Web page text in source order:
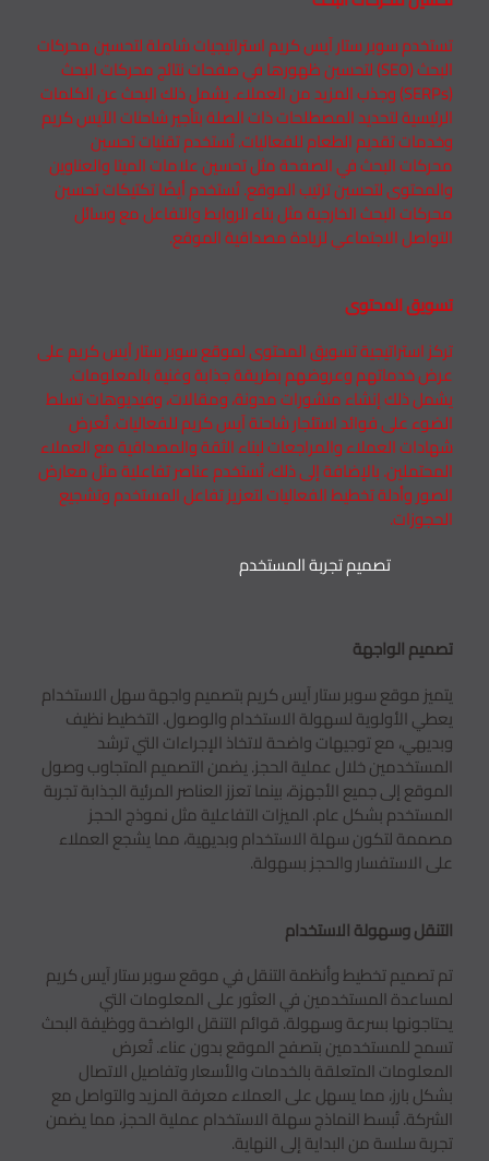
تستخدم سوبر ستار آيس كريم استراتيجيات شاملة لتحسين محركات
البحث (SEO) لتحسين ظهورها في صفحات نتائج محركات البحث
(SERPs) وجذب المزيد من العملاء. يشمل ذلك البحث عن الكلمات
الرئيسية لتحديد المصطلحات ذات الصلة بتأجير شاحنات الآيس كريم
وخدمات تقديم الطعام للفعاليات. تُستخدم تقنيات تحسين
محركات البحث في الصفحة مثل تحسين علامات الميتا والعناوين
والمحتوى لتحسين ترتيب الموقع. تُستخدم أيضًا تكتيكات تحسين
محركات البحث الخارجية مثل بناء الروابط والتفاعل مع وسائل
التواصل الاجتماعي لزيادة مصداقية الموقع.
تسويق المحتوى
تركز استراتيجية تسويق المحتوى لموقع سوبر ستار آيس كريم على
عرض خدماتهم وعروضهم بطريقة جذابة وغنية بالمعلومات.
يشمل ذلك إنشاء منشورات مدونة، ومقالات، وفيديوهات تسلط
الضوء على فوائد استئجار شاحنة آيس كريم للفعاليات. تُعرض
شهادات العملاء والمراجعات لبناء الثقة والمصداقية مع العملاء
المحتملين. بالإضافة إلى ذلك، تُستخدم عناصر تفاعلية مثل معارض
الصور وأدلة تخطيط الفعاليات لتعزيز تفاعل المستخدم وتشجيع
الحجوزات.
تصميم تجربة المستخدم
تصميم الواجهة
يتميز موقع سوبر ستار آيس كريم بتصميم واجهة سهل الاستخدام
يعطي الأولوية لسهولة الاستخدام والوصول. التخطيط نظيف
وبديهي، مع توجيهات واضحة لاتخاذ الإجراءات التي ترشد
المستخدمين خلال عملية الحجز. يضمن التصميم المتجاوب وصول
الموقع إلى جميع الأجهزة، بينما تعزز العناصر المرئية الجذابة تجربة
المستخدم بشكل عام. الميزات التفاعلية مثل نموذج الحجز
مصممة لتكون سهلة الاستخدام وبديهية، مما يشجع العملاء
على الاستفسار والحجز بسهولة.
التنقل وسهولة الاستخدام
تم تصميم تخطيط وأنظمة التنقل في موقع سوبر ستار آيس كريم
لمساعدة المستخدمين في العثور على المعلومات التي
يحتاجونها بسرعة وسهولة. قوائم التنقل الواضحة ووظيفة البحث
تسمح للمستخدمين بتصفح الموقع بدون عناء. تُعرض
المعلومات المتعلقة بالخدمات والأسعار وتفاصيل الاتصال
بشكل بارز، مما يسهل على العملاء معرفة المزيد والتواصل مع
الشركة. تُبسط النماذج سهلة الاستخدام عملية الحجز، مما يضمن
تجربة سلسة من البداية إلى النهاية.